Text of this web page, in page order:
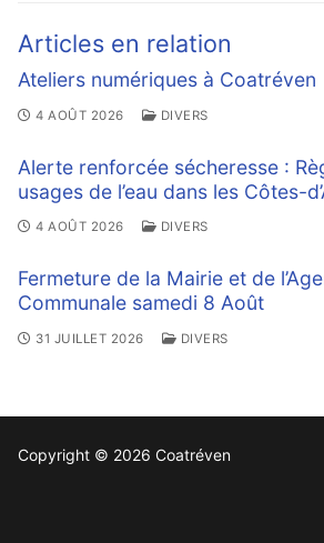
Articles en relation
Ateliers numériques à Coatréven
4 AOÛT 2026 DIVERS
Alerte renforcée sécheresse :
usages de l’eau dans les Côtes-
4 AOÛT 2026 DIVERS
Fermeture de la Mairie et de
Communale samedi 8 Août
31 JUILLET 2026 DIVERS
Copyright © 2026 Coatréven